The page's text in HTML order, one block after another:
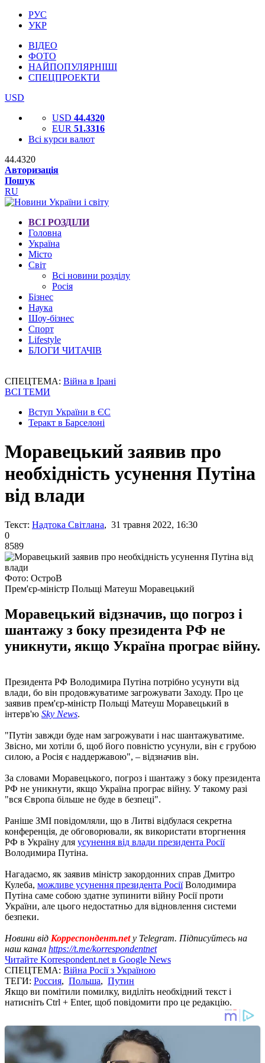
РУС
УКР
ВІДЕО
ФОТО
НАЙПОПУЛЯРНІШІ
СПЕЦПРОЕКТИ
USD
USD 44.4320
EUR 51.3316
Всі курси валют
44.4320
Авторизація
Пошук
RU
ВСІ РОЗДІЛИ
Головна
Україна
Місто
Світ
Всі новини розділу
Росія
Бізнес
Наука
Шоу-бізнес
Спорт
Lifestyle
БЛОГИ ЧИТАЧІВ
СПЕЦТЕМА: Війна в Ірані
ВСІ ТЕМИ
Вступ України в ЄС
Теракт в Барселоні
Моравецький заявив про
необхідність усунення Путіна
від влади
Текст: Надтока Світлана, 31 травня 2022, 16:30
0
8589
Фото: ОстроВ
Прем'єр-міністр Польщі Матеуш Моравецький
Моравецький відзначив, що погроз і
шантажу з боку президента РФ не
уникнути, якщо Україна програє війну.
Президента РФ Володимира Путіна потрібно усунути від
влади, бо він продовжуватиме загрожувати Заходу. Про це
заявив прем'єр-міністр Польщі Матеуш Моравецький в
інтерв'ю Sky News.
"Путін завжди буде нам загрожувати і нас шантажуватиме.
Звісно, ми хотіли б, щоб його повністю усунули, він є грубою
силою, а Росія є наддержавою", – відзначив він.
За словами Моравецького, погроз і шантажу з боку президента
РФ не уникнути, якщо Україна програє війну. У такому разі
"вся Європа більше не буде в безпеці".
Раніше ЗМІ повідомляли, що в Литві відбулася секретна
конференція, де обговорювали, як використати вторгнення
РФ в Україну для усунення від влади президента Росії
Володимира Путіна.
Нагадаємо, як заявив міністр закордонних справ Дмитро
Кулеба, можливе усунення президента РосіїВолодимира
Путіна саме собою здатне зупинити війну Росії проти
України, але цього недостатньо для відновлення системи
безпеки.
Новини від Корреспондент.netу Telegram. Підписуйтесь на
наш канал https://t.me/korrespondentnet
Читайте Korrespondent.net в Google News
СПЕЦТЕМА: Війна Росії з Україною
ТЕГИ: Россия, Польша, Путин
Якщо ви помітили помилку, виділіть необхідний текст і
натисніть Ctrl + Enter, щоб повідомити про це редакцію.